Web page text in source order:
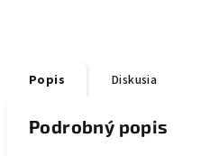
Popis Diskusia
Podrobný popis